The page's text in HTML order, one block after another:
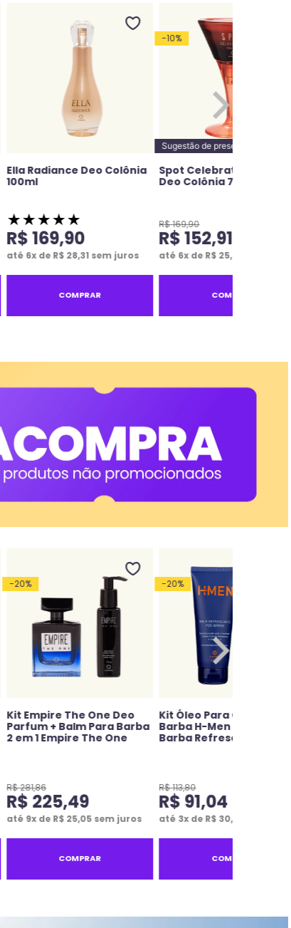
Ella Radiance Deo Colônia
100ml
★★★★★
R$169,90
até 6x de R$ 28,31 sem juros
COMPRAR
-10%
Sugestão de presente
Spot Celebration For
Deo Colônia 75ml
R$169,90
R$152,91
até 6x de R$ 25,48
COMPRAR
-20%
Kit Empire The One Deo
Parfum + Balm Para Barba
2 em 1 Empire The One
R$281,86
R$ 225,49
até 9x de R$ 25,05 sem juros
COMPRAR
-20%
Kit Óleo Para Cuidado
Barba H-Men + Balm Pós
Barba Refrescante H-
R$113,80
R$ 91,04
até 3x de R$ 30,
COMPRAR